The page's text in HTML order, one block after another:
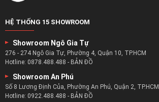
HỆ THỐNG 15 SHOWROOM
Showroom Ngô Gia Tự
276 - 274 Ngô Gia Tự, Phường 4, Quận 10, TP.HCM
Hotline: 0878.488.488 - BẢN ĐỒ
Showroom An Phú
Số 8 Lương Định Của, Phường An Phú, Quận 2, TP.HCM
Hotline: 0922.488.488 - BẢN ĐỒ